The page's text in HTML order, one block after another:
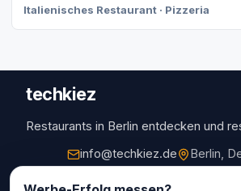
Italienisches Restaurant · Pizzeria
techkiez
Restaurants in Berlin entdecken und
info@techkiez.de
Berlin,
Restaurants